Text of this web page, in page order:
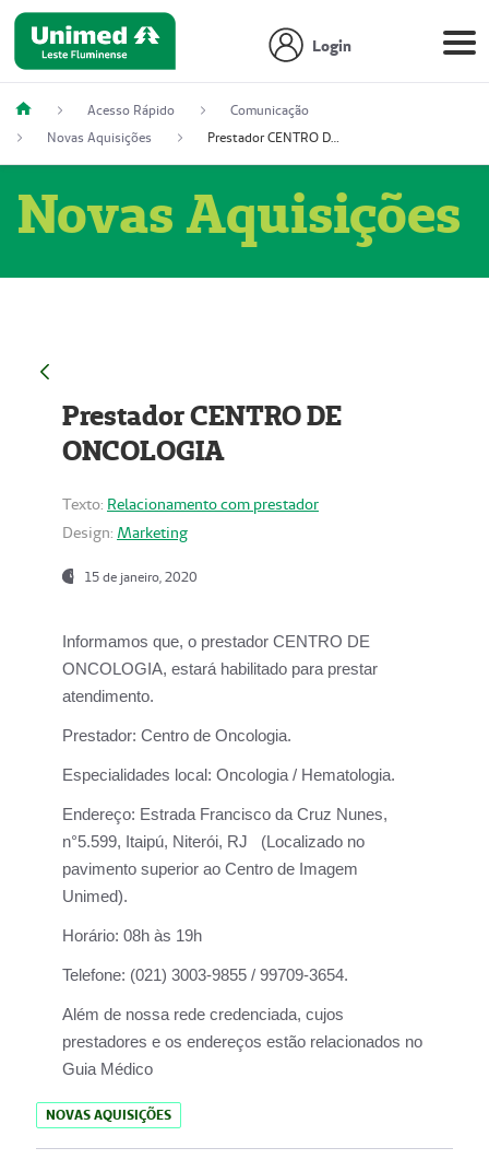
Login
Acesso Rápido
Comunicação
Novas Aquisições
Prestador CENTRO DE ONCOLOGIA
Novas Aquisições
Prestador CENTRO DE
ONCOLOGIA
Texto: Relacionamento com prestador
Design: Marketing
15 de janeiro, 2020
Informamos que, o prestador CENTRO DE
ONCOLOGIA, estará habilitado para prestar
atendimento.
Prestador: Centro de Oncologia.
Especialidades local: Oncologia / Hematologia.
Endereço: Estrada Francisco da Cruz Nunes,
n°5.599, Itaipú, Niterói, RJ (Localizado no
pavimento superior ao Centro de Imagem
Unimed).
Horário: 08h às 19h
Telefone: (021) 3003-9855 / 99709-3654.
Além de nossa rede credenciada, cujos
prestadores e os endereços estão relacionados no
Guia Médico
NOVAS AQUISIÇÕES